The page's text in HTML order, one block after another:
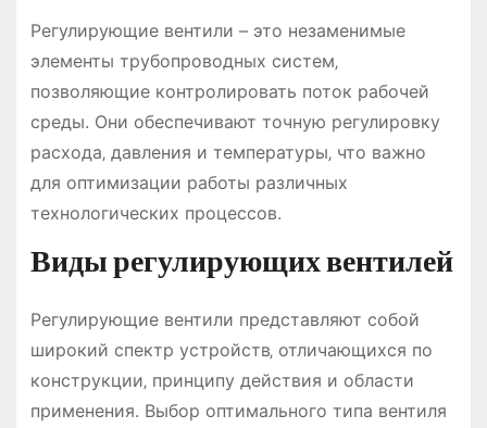
Регулирующие вентили – это незаменимые
элементы трубопроводных систем‚
позволяющие контролировать поток рабочей
среды. Они обеспечивают точную регулировку
расхода‚ давления и температуры‚ что важно
для оптимизации работы различных
технологических процессов.
Виды регулирующих вентилей
Регулирующие вентили представляют собой
широкий спектр устройств‚ отличающихся по
конструкции‚ принципу действия и области
применения. Выбор оптимального типа вентиля